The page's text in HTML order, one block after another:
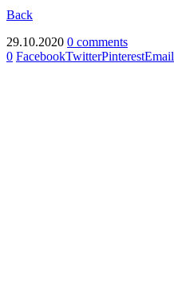
Back
29.10.2020 0 comments
0 FacebookTwitterPinterestEmail